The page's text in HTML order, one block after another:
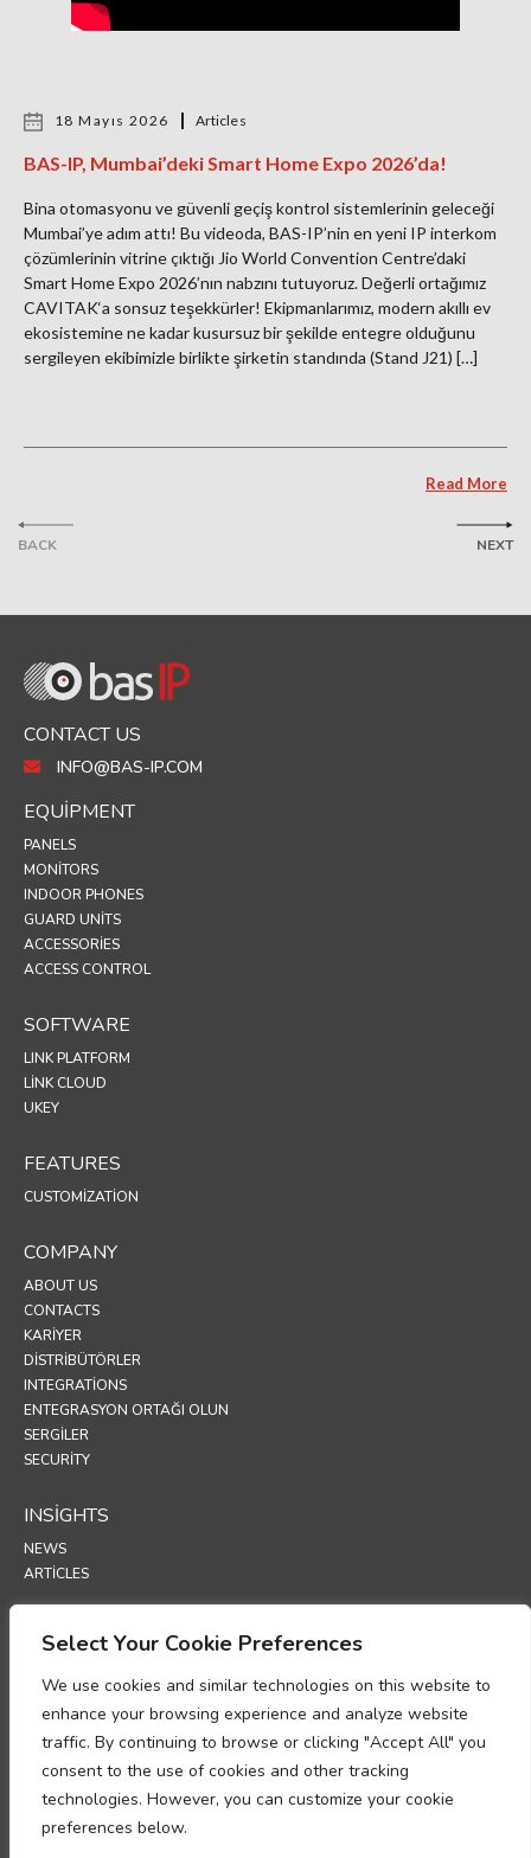
Select Your Cookie Preferences
We use cookies and similar technologies on this website to
enhance your browsing experience and analyze website
traffic. By continuing to browse or clicking "Accept All" you
consent to the use of cookies and other tracking
technologies. However, you can customize your cookie
preferences below.
BACK
18 Mayıs 2026 Articles
BAS-IP, Mumbai’deki Smart Home Expo 2026’da!
Bina otomasyonu ve güvenli geçiş kontrol sistemlerinin geleceği
Mumbai’ye adım attı! Bu videoda, BAS-IP’nin en yeni IP interkom
çözümlerinin vitrine çıktığı Jio World Convention Centre’daki
Smart Home Expo 2026’nın nabzını tutuyoruz. Değerli ortağımız
CAVITAK‘a sonsuz teşekkürler! Ekipmanlarımız, modern akıllı ev
ekosistemine ne kadar kusursuz bir şekilde entegre olduğunu
sergileyen ekibimizle birlikte şirketin standında (Stand J21) […]
Read More
NEXT
CONTACT US
INFO@BAS-IP.COM
EQUIPMENT
PANELS
MONITORS
INDOOR PHONES
GUARD UNITS
ACCESSORIES
ACCESS CONTROL
SOFTWARE
LINK PLATFORM
LINK CLOUD
UKEY
FEATURES
CUSTOMIZATION
COMPANY
ABOUT US
CONTACTS
KARIYER
DISTRIBÜTÖRLER
INTEGRATIONS
ENTEGRASYON ORTAĞI OLUN
SERGİLER
SECURITY
INSIGHTS
NEWS
ARTICLES
SUPPORT
POLICIES
GİZLİLİK POLİTİKASI
INFORMASJONSKAPSLER
KİŞİSEL VERİ İŞLEME UYUM MEMORANDUMU
VERİ İŞLEME EKİ